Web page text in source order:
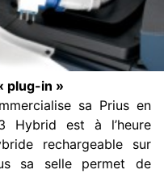
plug-in »
sa Prius en
Hybrid est à l’heure
rechargeable sur
sa selle permet de